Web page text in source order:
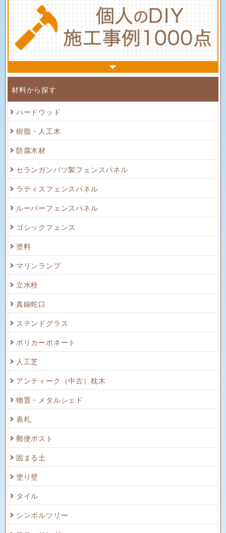
材料から探す
ハードウッド
樹脂・人工木
防腐木材
セランガンバツ製フェンスパネル
ラティスフェンスパネル
ルーバーフェンスパネル
ゴシックフェンス
塗料
マリンランプ
立水栓
真鍮蛇口
ステンドグラス
ポリカーボネート
人工芝
アンティーク（中古）枕木
物置・メタルシェド
表札
郵便ポスト
固まる土
塗り壁
タイル
シンボルツリー